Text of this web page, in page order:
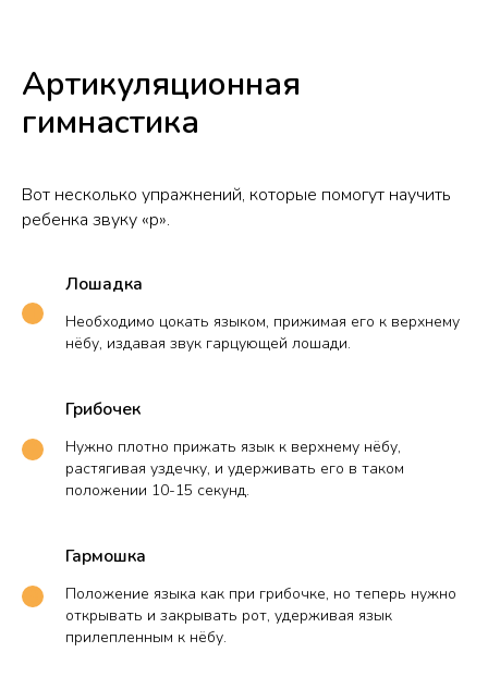
Артикуляционная
гимнастика
Вот несколько упражнений, которые помогут научить
ребенка звуку «р».
Лошадка
Необходимо цокать языком, прижимая его к верхнему
нёбу, издавая звук гарцующей лошади.
Грибочек
Нужно плотно прижать язык к верхнему нёбу,
растягивая уздечку, и удерживать его в таком
положении 10-15 секунд.
Гармошка
Положение языка как при грибочке, но теперь нужно
открывать и закрывать рот, удерживая язык
прилепленным к нёбу.